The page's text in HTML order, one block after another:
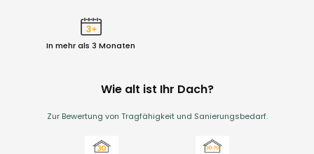
In mehr als 3 Monaten
Wie alt ist Ihr Dach?
Zur Bewertung von Tragfähigkeit und Sanierungsbedarf.